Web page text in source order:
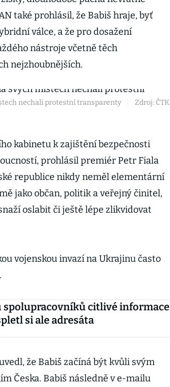
také prohlásil, že Babiš hraje, byť
válce, a že pro dosažení
nástroje včetně těch
nejzhoubnějších.
nechali protestní transparenty
Zdroj: ČTK
kabinetu k zajištění bezpečnosti
prohlásil premiér Petr Fiala
republice nikdy neměl elementární
jako občan, politik a veřejný činitel,
oslabit či ještě lépe zlikvidovat
vojenskou invazí na Ukrajinu často
spolupracovníků citlivé informace
si ale adresáta
že Babiš začíná být kvůli svým
Česka. Babiš následně v e-mailu